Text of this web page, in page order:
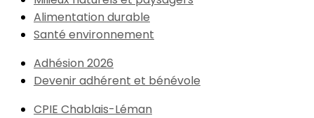
Alimentation durable
Santé environnement
Adhésion 2026
Devenir adhérent et bénévole
CPIE Chablais-Léman